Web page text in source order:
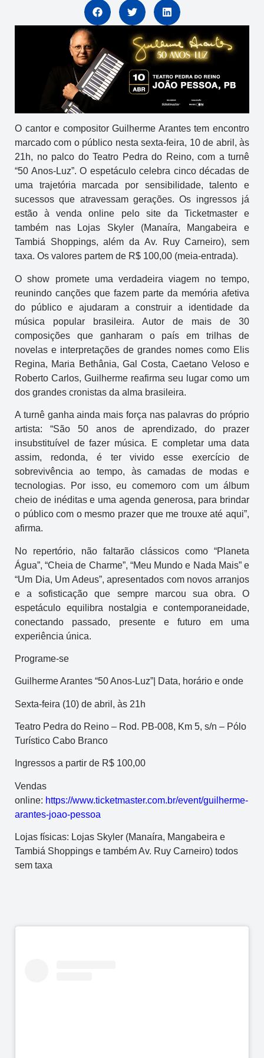
O cantor e compositor Guilherme Arantes tem encontro
marcado com o público nesta sexta-feira, 10 de abril, às
21h, no palco do Teatro Pedra do Reino, com a turnê
“50 Anos-Luz”. O espetáculo celebra cinco décadas de
uma trajetória marcada por sensibilidade, talento e
sucessos que atravessam gerações. Os ingressos já
estão à venda online pelo site da Ticketmaster e
também nas Lojas Skyler (Manaíra, Mangabeira e
Tambiá Shoppings, além da Av. Ruy Carneiro), sem
taxa. Os valores partem de R$ 100,00 (meia-entrada).
O show promete uma verdadeira viagem no tempo,
reunindo canções que fazem parte da memória afetiva
do público e ajudaram a construir a identidade da
música popular brasileira. Autor de mais de 30
composições que ganharam o país em trilhas de
novelas e interpretações de grandes nomes como Elis
Regina, Maria Bethânia, Gal Costa, Caetano Veloso e
Roberto Carlos, Guilherme reafirma seu lugar como um
dos grandes cronistas da alma brasileira.
A turnê ganha ainda mais força nas palavras do próprio
artista: “São 50 anos de aprendizado, do prazer
insubstituível de fazer música. E completar uma data
assim, redonda, é ter vivido esse exercício de
sobrevivência ao tempo, às camadas de modas e
tecnologias. Por isso, eu comemoro com um álbum
cheio de inéditas e uma agenda generosa, para brindar
o público com o mesmo prazer que me trouxe até aqui”,
afirma.
No repertório, não faltarão clássicos como “Planeta
Água”, “Cheia de Charme”, “Meu Mundo e Nada Mais” e
“Um Dia, Um Adeus”, apresentados com novos arranjos
e a sofisticação que sempre marcou sua obra. O
espetáculo equilibra nostalgia e contemporaneidade,
conectando passado, presente e futuro em uma
experiência única.
Programe-se
Guilherme Arantes “50 Anos-Luz”| Data, horário e onde
Sexta-feira (10) de abril, às 21h
Teatro Pedra do Reino – Rod. PB-008, Km 5, s/n – Pólo
Turístico Cabo Branco
Ingressos a partir de R$ 100,00
Vendas
online: https://www.ticketmaster.com.br/event/guilherme-
arantes-joao-pessoa
Lojas físicas: Lojas Skyler (Manaíra, Mangabeira e
Tambiá Shoppings e também Av. Ruy Carneiro) todos
sem taxa